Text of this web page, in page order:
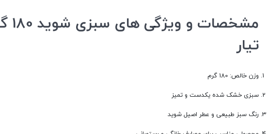
تیار
وزن خالص: 180 گرم
سبزی خشک شده یکدست و تمیز
رنگ سبز طبیعی و عطر اصیل شوید